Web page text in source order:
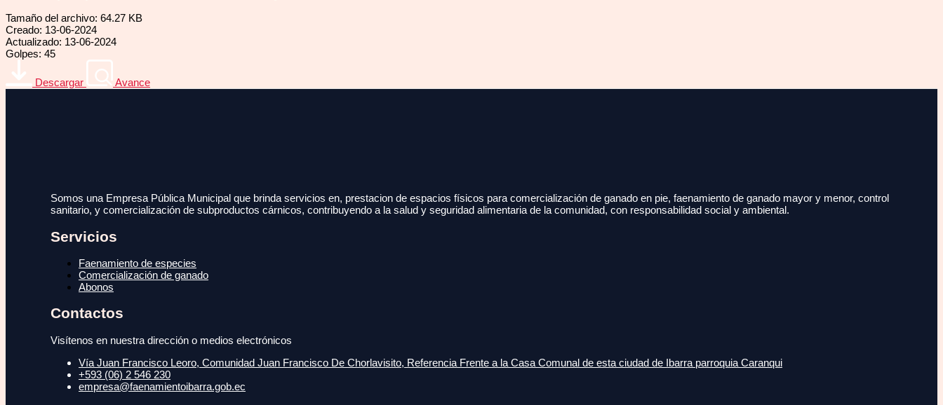
Tamaño del archivo: 64.27 KB
Creado: 13-06-2024
Actualizado: 13-06-2024
Golpes: 45
Descargar Avance
Somos una Empresa Pública Municipal que brinda servicios en, prestacion de espacios físicos para comercialización de ganado en pie, faenamiento de ganado mayor y menor, control
sanitario, y comercialización de subproductos cárnicos, contribuyendo a la salud y seguridad alimentaria de la comunidad, con responsabilidad social y ambiental.
Servicios
Faenamiento de especies
Comercialización de ganado
Abonos
Contactos
Visítenos en nuestra dirección o medios electrónicos
Vía Juan Francisco Leoro, Comunidad Juan Francisco De Chorlavisito, Referencia Frente a la Casa Comunal de esta ciudad de Ibarra parroquia Caranqui
+593 (06) 2 546 230
empresa@faenamientoibarra.gob.ec